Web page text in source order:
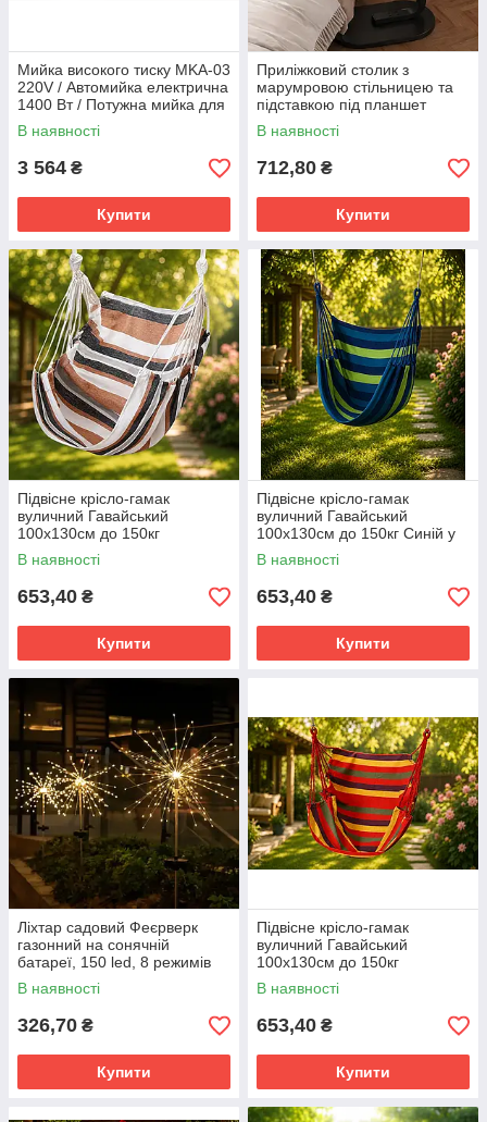
Мийка високого тиску MKA-03
220V / Автомийка електрична
1400 Вт / Потужна мийка для
авто, саду, поливу
В наявності
3 564 ₴
Купити
Приліжковий столик з
марумровою стільницею та
підставкою під планшет
28×45×60 см
В наявності
712,80 ₴
Купити
Підвісне крісло-гамак
вуличний Гавайський
100x130см до 150кг
Коричневий у смужку
В наявності
653,40 ₴
Купити
Підвісне крісло-гамак
вуличний Гавайський
100x130см до 150кг Синій у
смужку
В наявності
653,40 ₴
Купити
Ліхтар садовий Феєрверк
газонний на сонячній
батареї, 150 led, 8 режимів
В наявності
326,70 ₴
Купити
Підвісне крісло-гамак
вуличний Гавайський
100x130см до 150кг
Червоний у смужку
В наявності
653,40 ₴
Купити